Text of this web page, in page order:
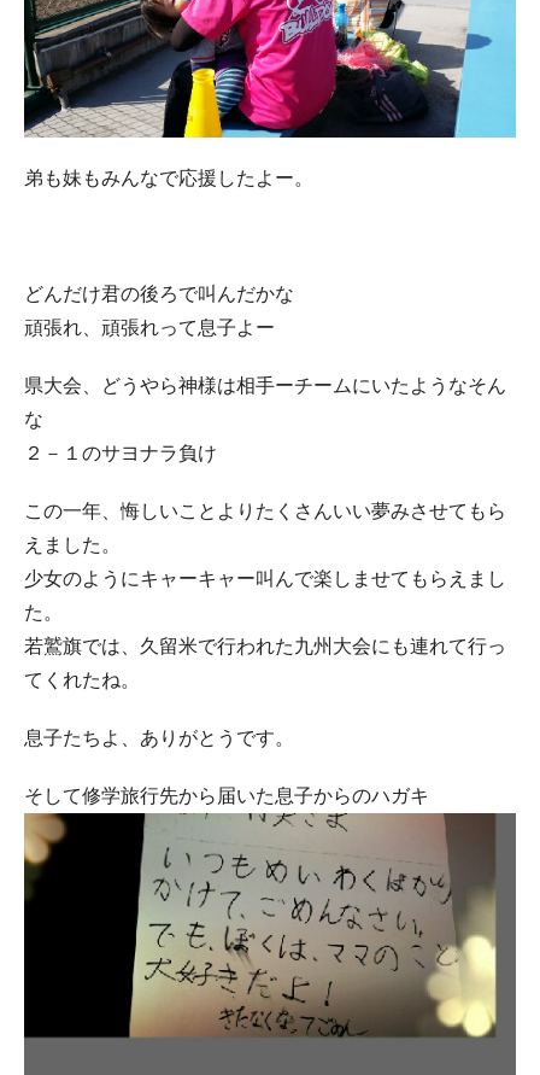
弟も妹もみんなで応援したよー。
どんだけ君の後ろで叫んだかな
頑張れ、頑張れって息子よー
県大会、どうやら神様は相手ーチームにいたようなそん
な
２－１のサヨナラ負け
この一年、悔しいことよりたくさんいい夢みさせてもら
えました。
少女のようにキャーキャー叫んで楽しませてもらえまし
た。
若鷲旗では、久留米で行われた九州大会にも連れて行っ
てくれたね。
息子たちよ、ありがとうです。
そして修学旅行先から届いた息子からのハガキ